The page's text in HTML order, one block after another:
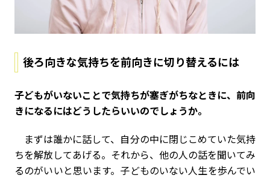
後ろ向きな気持ちを前向きに切り替えるには
――子どもがいないことで気持ちが塞ぎがちなときに、前向
きになるにはどうしたらいいのでしょうか。
まずは誰かに話して、自分の中に閉じこめていた気持
ちを解放してあげる。それから、他の人の話を聞いてみ
るのがいいと思います。子どものいない人生を歩んでい